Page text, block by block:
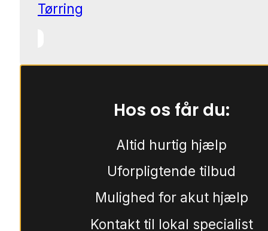
Tørring
Hos os får du:
Altid hurtig hjælp
Uforpligtende tilbud
Mulighed for akut hjælp
Kontakt til lokal specialist